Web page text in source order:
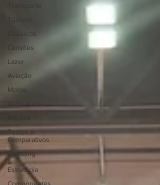
Transporte
Clássicos
Camiões
Lazer
Aviação
Motos
Testes e
Comparativos
Branding
&
Estratégia